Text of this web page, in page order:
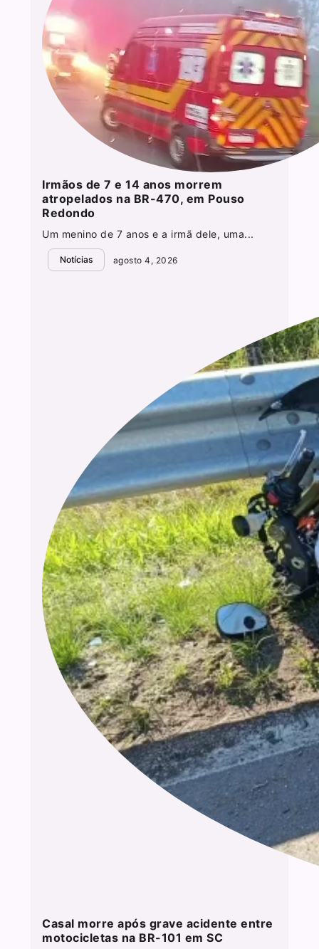
Irmãos de 7 e 14 anos morrem
atropelados na BR-470, em Pouso
Redondo
Um menino de 7 anos e a irmã dele, uma...
Notícias agosto 4, 2026
Casal morre após grave acidente entre
motocicletas na BR-101 em SC